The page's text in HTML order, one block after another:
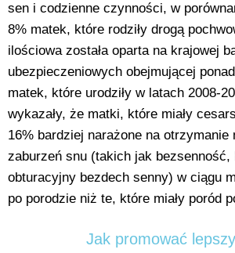
sen i codzienne czynności, w
8% matek, które rodziły drogą
ilościowa została oparta na krajowej
ubezpieczeniowych obejmującej
matek, które urodziły w latach 2008-
wykazały, że matki, które miały
16% bardziej narażone na otrzymanie
zaburzeń snu (takich jak bezsenność,
obturacyjny bezdech senny) w ciągu
po porodzie niż te, które miały poród
Jak promować